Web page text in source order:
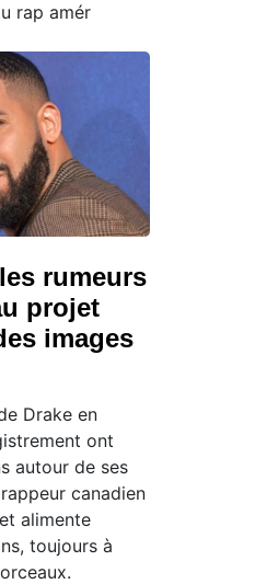
rap amér
rumeurs
projet
images
Drake en
ont
autour de ses
canadien
alimente
toujours à